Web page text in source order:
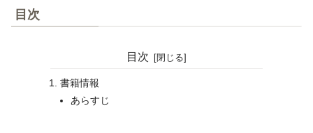
目次
目次
書籍情報
あらすじ